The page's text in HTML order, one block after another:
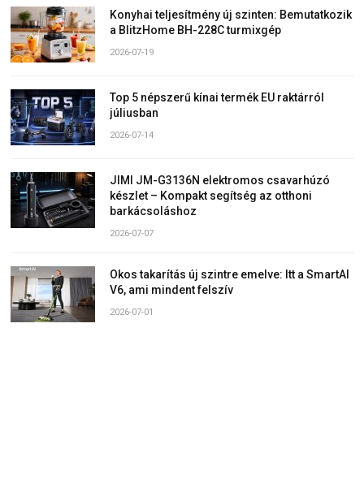
Konyhai teljesítmény új szinten: Bemutatkozik
a BlitzHome BH-228C turmixgép
2026-07-19
Top 5 népszerű kínai termék EU raktárról
júliusban
2026-07-14
JIMI JM-G3136N elektromos csavarhúzó
készlet – Kompakt segítség az otthoni
barkácsoláshoz
2026-07-07
Okos takarítás új szintre emelve: Itt a SmartAI
V6, ami mindent felszív
2026-07-01